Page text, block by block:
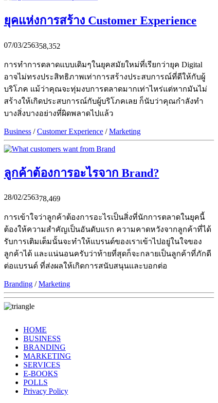
ยุคแห่งการสร้าง Customer Experience
07/03/256358,352
การทำการตลาดแบบเดิมๆในยุคสมัยใหม่ที่เรียกว่ายุค Digital
อาจไม่ทรงประสิทธิภาพเท่าการสร้างประสบการณ์ที่ดีให้กับผู้
บริโภค แม้ว่าคุณจะทุ่มงบการตลาดมากเท่าไหร่แต่หากมันไม่
สร้างให้เกิดประสบการณ์กับผู้บริโภคเลย ก็นับว่าคุณกำลังทำ
บางสิ่งบางอย่างที่ผิดพลาดไปแล้ว
Business /Customer Experience /Marketing
ลูกค้าต้องการอะไรจาก Brand?
28/02/256378,469
การเข้าใจว่าลูกค้าต้องการอะไรเป็นสิ่งที่นักการตลาดในยุคนี้
ต้องให้ความสำคัญเป็นอันดับแรก ความคาดหวังจากลูกค้าที่ได้
รับการเติมเต็มนั้นจะทำให้แบรนด์ของเราเข้าไปอยู่ในใจของ
ลูกค้าได้ และแน่นอนครับว่าท้ายที่สุดก็จะกลายเป็นลูกค้าที่ภักดี
ต่อแบรนด์ ที่ส่งผลให้เกิดการสนับสนุนและบอกต่อ
Branding /Marketing
HOME
BUSINESS
BRANDING
MARKETING
SERVICES
E-BOOKS
POLLS
Privacy Policy